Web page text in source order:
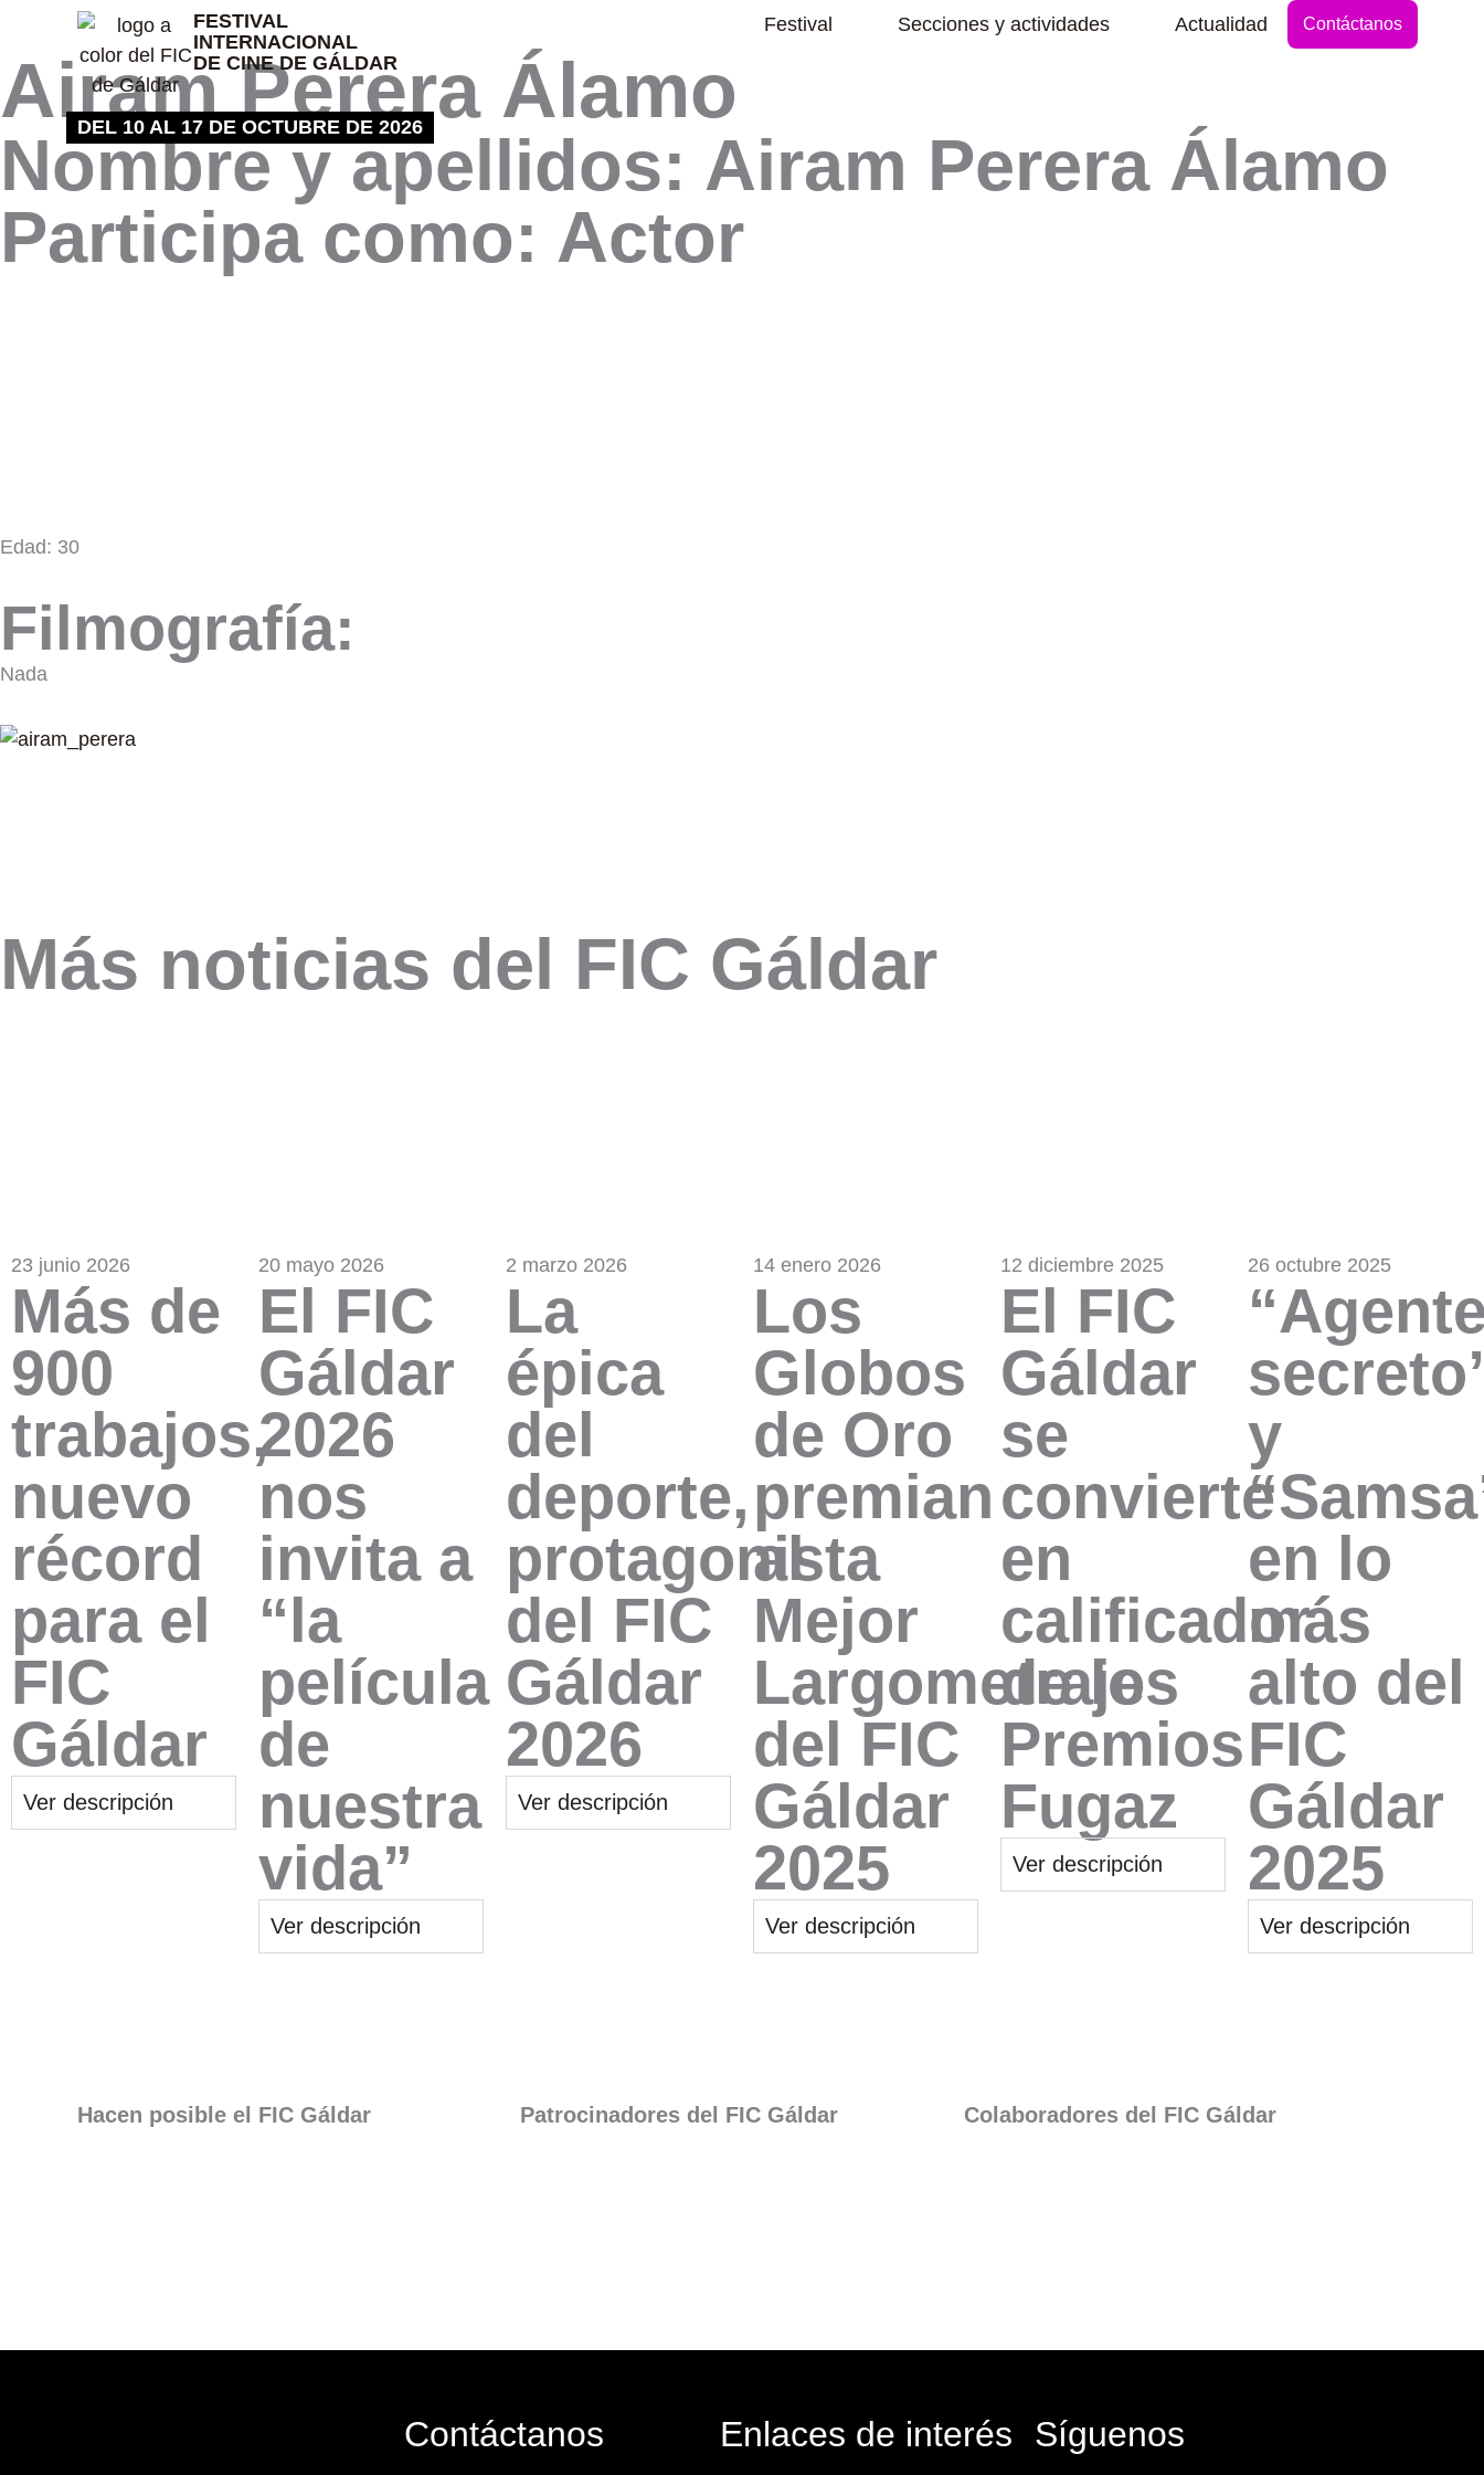
contenido
FESTIVAL
INTERNACIONAL
DE CINE DE GÁLDAR
DEL 10 AL 17 DE OCTUBRE DE 2026
Festival Abrir FestivalSecciones y actividades Abrir Secciones y actividades
Actualidad Contáctanos
Airam Perera Álamo
Nombre y apellidos: Airam Perera Álamo
Participa como: Actor
Edad: 30
Filmografía:
Nada
Más noticias del FIC Gáldar
23 junio 2026
Más de
900
trabajos,
nuevo
récord
para el
FIC
Gáldar
Ver descripción
20 mayo 2026
El FIC
Gáldar
2026
nos
invita a
“la
película
de
nuestra
vida”
Ver descripción
2 marzo 2026
La
épica
del
deporte,
protagonista
del FIC
Gáldar
2026
Ver descripción
14 enero 2026
Los
Globos
de Oro
premian
al
Mejor
Largometraje
del FIC
Gáldar
2025
Ver descripción
12 diciembre 2025
El FIC
Gáldar
se
convierte
en
calificador
de los
Premios
Fugaz
Ver descripción
26 octubre 2025
y
en lo
más
alto del
FIC
Gáldar
2025
Ver descripción
Hacen posible el FIC Gáldar Patrocinadores del FIC Gáldar​ Colaboradores del FIC Gáldar
Contáctanos Enlaces de interés Síguenos